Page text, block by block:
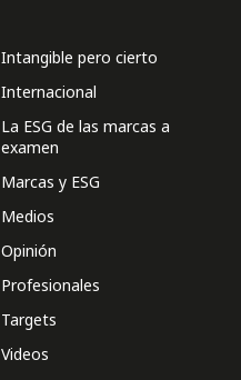
Intangible pero cierto
Internacional
La ESG de las marcas a
examen
Marcas y ESG
Medios
Opinión
Profesionales
Targets
Videos